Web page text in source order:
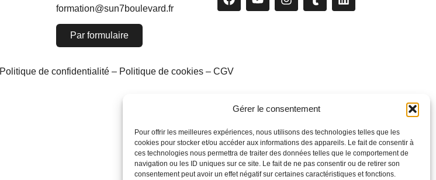
Gérer le consentement
Pour offrir les meilleures expériences, nous utilisons des technologies telles que les
cookies pour stocker et/ou accéder aux informations des appareils. Le fait de consentir à
ces technologies nous permettra de traiter des données telles que le comportement de
navigation ou les ID uniques sur ce site. Le fait de ne pas consentir ou de retirer son
consentement peut avoir un effet négatif sur certaines caractéristiques et fonctions.
formation@sun7boulevard.fr
Par formulaire
Politique de confidentialité – Politique de cookies – CGV